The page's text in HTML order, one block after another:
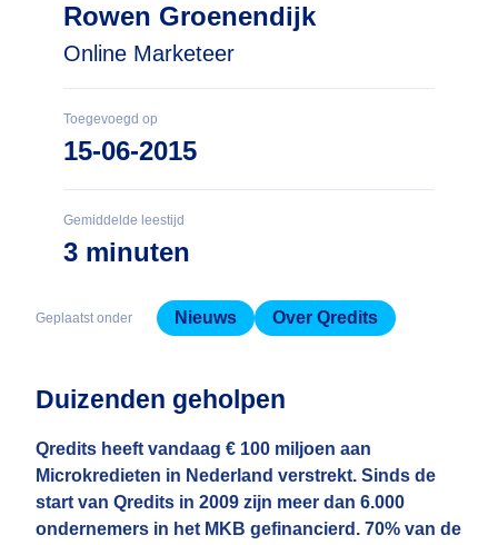
Rowen Groenendijk
Online Marketeer
Toegevoegd op
15-06-2015
Gemiddelde leestijd
3 minuten
Geplaatst onder Nieuws Over Qredits
Duizenden geholpen
Qredits heeft vandaag € 100 miljoen aan
Microkredieten in Nederland verstrekt. Sinds de
start van Qredits in 2009 zijn meer dan 6.000
ondernemers in het MKB gefinancierd. 70% van de